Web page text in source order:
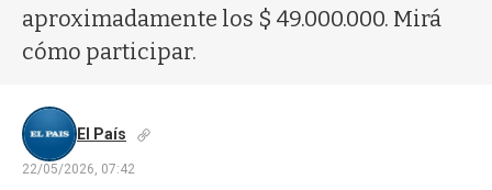
aproximadamente los $ 49.000.000. Mirá
cómo participar.
El País
22/05/2026, 07:42